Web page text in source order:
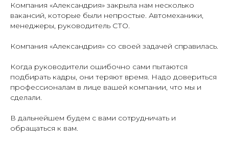
Компания «Александрия» закрыла нам несколько
вакансий, которые были непростые. Автомеханики,
менеджеры, руководитель СТО.
Компания «Александрия» со своей задачей справилась.
Когда руководители ошибочно сами пытаются
подбирать кадры, они теряют время. Надо довериться
профессионалам в лице вашей компании, что мы и
сделали.
В дальнейшем будем с вами сотрудничать и
обращаться к вам.